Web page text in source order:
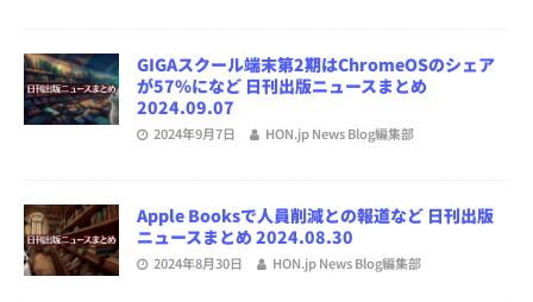
GIGAスクール端末第2期はChromeOSのシェア
が57％になど 日刊出版ニュースまとめ
2024.09.07
2024年9月7日 HON.jp News Blog編集部
Apple Booksで人員削減との報道など 日刊出版
ニュースまとめ 2024.08.30
2024年8月30日 HON.jp News Blog編集部